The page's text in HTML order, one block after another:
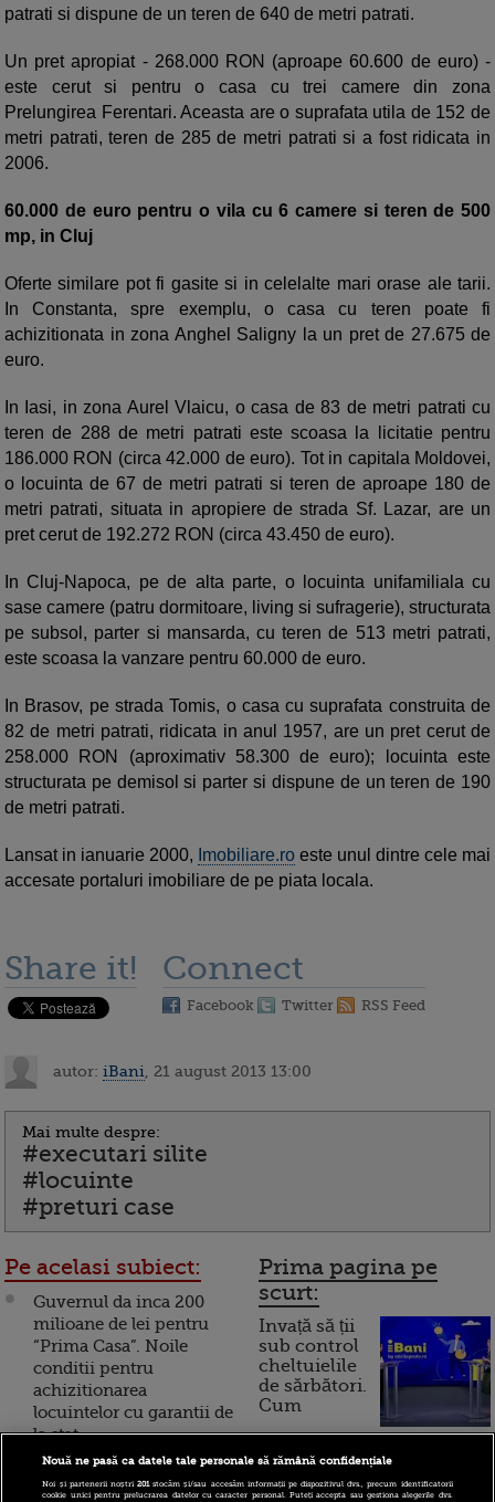
patrati si dispune de un teren de 640 de metri patrati.
Un pret apropiat - 268.000 RON (aproape 60.600 de euro) -
este cerut si pentru o casa cu trei camere din zona
Prelungirea Ferentari. Aceasta are o suprafata utila de 152 de
metri patrati, teren de 285 de metri patrati si a fost ridicata in
2006.
60.000 de euro pentru o vila cu 6 camere si teren de 500
mp, in Cluj
Oferte similare pot fi gasite si in celelalte mari orase ale tarii.
In Constanta, spre exemplu, o casa cu teren poate fi
achizitionata in zona Anghel Saligny la un pret de 27.675 de
euro.
In Iasi, in zona Aurel Vlaicu, o casa de 83 de metri patrati cu
teren de 288 de metri patrati este scoasa la licitatie pentru
186.000 RON (circa 42.000 de euro). Tot in capitala Moldovei,
o locuinta de 67 de metri patrati si teren de aproape 180 de
metri patrati, situata in apropiere de strada Sf. Lazar, are un
pret cerut de 192.272 RON (circa 43.450 de euro).
In Cluj-Napoca, pe de alta parte, o locuinta unifamiliala cu
sase camere (patru dormitoare, living si sufragerie), structurata
pe subsol, parter si mansarda, cu teren de 513 metri patrati,
este scoasa la vanzare pentru 60.000 de euro.
In Brasov, pe strada Tomis, o casa cu suprafata construita de
82 de metri patrati, ridicata in anul 1957, are un pret cerut de
258.000 RON (aproximativ 58.300 de euro); locuinta este
structurata pe demisol si parter si dispune de un teren de 190
de metri patrati.
Lansat in ianuarie 2000, Imobiliare.ro este unul dintre cele mai
accesate portaluri imobiliare de pe piata locala.
Share it! Connect
Facebook Twitter RSS Feed
autor: iBani , 21 august 2013 13:00
Mai multe despre:
#executari silite
#locuinte
#preturi case
Pe acelasi subiect:
Guvernul da inca 200
milioane de lei pentru
“Prima Casa”. Noile
conditii pentru
achizitionarea
locuintelor cu garantii de
la stat
care inchiriaza locuinte.
Prima pagina pe
scurt:
Invață să ții
sub control
cheltuielile
de sărbători.
Cum
cumpărături
Nouă ne pasă ca datele tale personale să rămână confidențiale
Noi și partenerii noștri201stocăm și/sau accesăm informații pe dispozitivul dvs., precum identificatorii
cookie unici pentru prelucrarea datelor cu caracter personal. Puteți accepta sau gestiona alegerile dvs.